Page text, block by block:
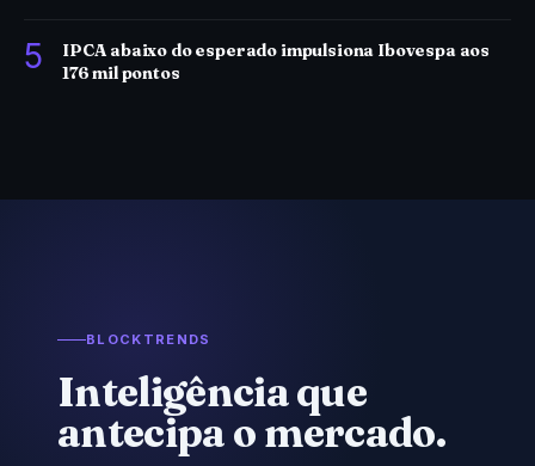
5
IPCA abaixo do esperado impulsiona Ibovespa aos
176 mil pontos
BLOCKTRENDS
Inteligência que
antecipa o mercado.